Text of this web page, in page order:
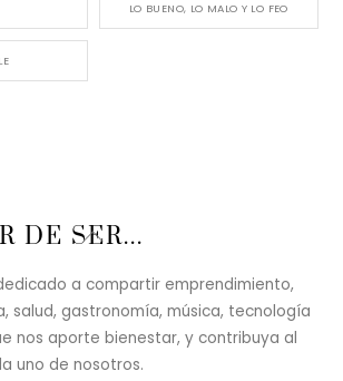
LO BUENO, LO MALO Y LO FEO
Back
Top
DE SER...
a compartir emprendimiento,
salud, gastronomía, música, tecnología
nos aporte bienestar, y contribuya al
uno de nosotros.